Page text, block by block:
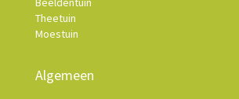
Theetuin
Moestuin
Algemeen